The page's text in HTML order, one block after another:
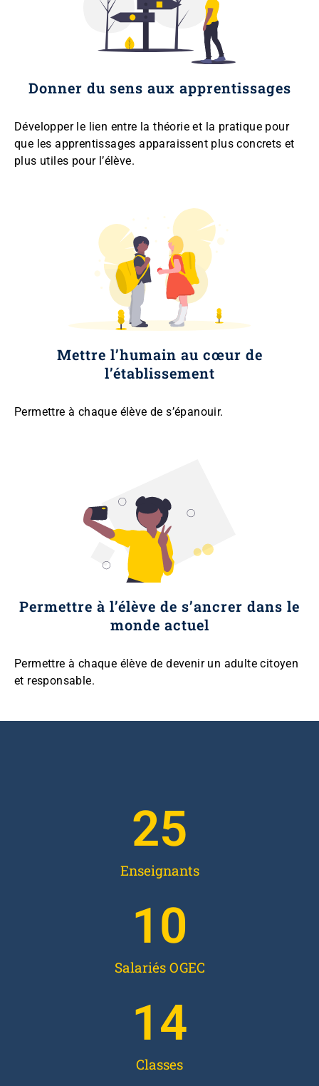
Donner du sens aux apprentissages
Développer le lien entre la théorie et la pratique pour
que les apprentissages apparaissent plus concrets et
plus utiles pour l’élève.
Mettre l’humain au cœur de
l’établissement
Permettre à chaque élève de s’épanouir.
Permettre à l’élève de s’ancrer dans le
monde actuel
Permettre à chaque élève de devenir un adulte citoyen
et responsable.
Enseignants
33
Salariés OGEC
13
Classes
18